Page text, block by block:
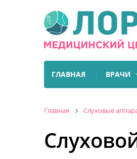
ГЛАВНАЯ ВРАЧИ
Главная Слуховые